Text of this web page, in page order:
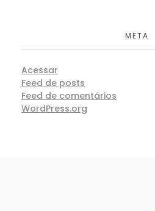
META
Acessar
Feed de posts
Feed de comentários
WordPress.org